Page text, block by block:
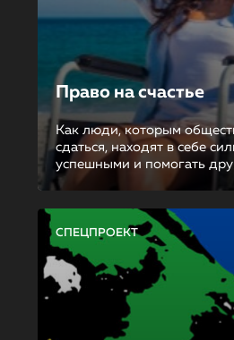
Право на счастье
Как люди, которым
сдаться, находят в себе
успешными и помогать
СПЕЦПРОЕКТ